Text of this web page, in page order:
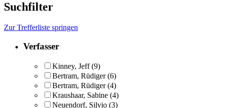
Suchfilter
Zur Trefferliste springen
Verfasser
Kinney, Jeff (9)
Bertram, Rüdiger (6)
Bertram, Rüdiger(4)
Kraushaar, Sabine (4)
Neuendorf, Silvio (3)